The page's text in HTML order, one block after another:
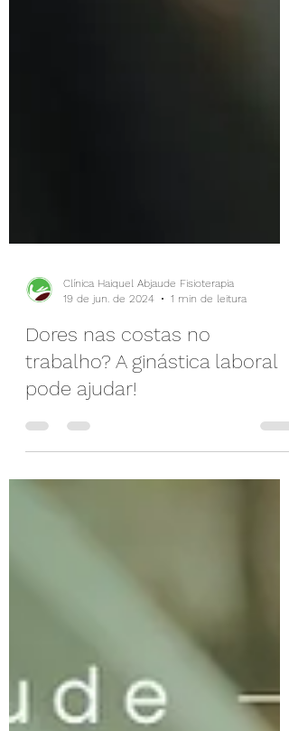
19 de jun. de 2024
1 min de leitura
Dores nas costas no
trabalho? A ginástica laboral
pode ajudar!